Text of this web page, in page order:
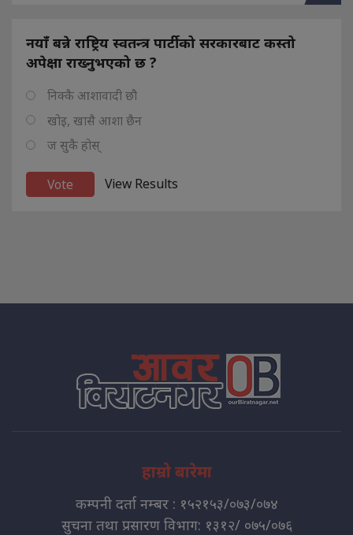
नयाँ बन्ने राष्ट्रिय स्वतन्त्र पार्टीको सरकारबाट कस्तो
अपेक्षा राख्नुभएको छ ?
निक्कै आशावादी छौ
खोइ, खासै आशा छैन
ज सुकै होस्
View Results
हाम्रो बारेमा
कम्पनी दर्ता नम्बर : १५२१५३/०७३/०७४
सुचना तथा प्रसारण विभाग: १३१२/ ०७५/०७६